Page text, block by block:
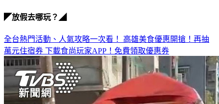
◤放假去哪玩？◢
全台熱門活動、人氣攻略一次看！ 高雄美食優惠開搶！再抽
萬元住宿券 下載食尚玩家APP！免費領取優惠券